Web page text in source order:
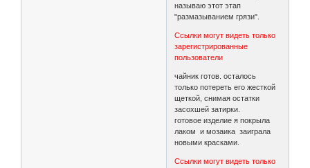
называю этот этап
"размазыванием грязи".
Ссылки могут видеть только
зарегистрированные
пользователи
чайник готов. осталось
только потереть его жесткой
щеткой, снимая остатки
засохшей затирки.
готовое изделие я покрыла
лаком и мозаика заиграла
новыми красками.
Ссылки могут видеть только